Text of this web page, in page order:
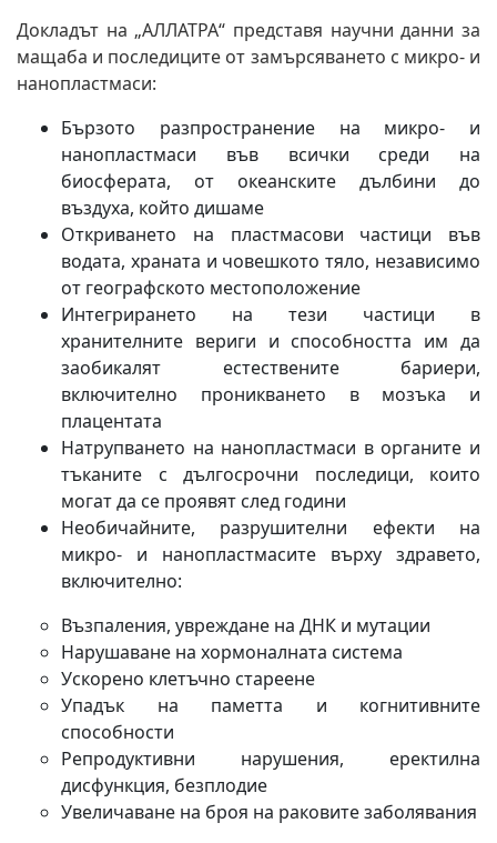
Докладът на „АЛЛАТРА“ представя научни данни за
мащаба и последиците от замърсяването с микро- и
нанопластмаси:
Бързото разпространение на микро- и
нанопластмаси във всички среди на
биосферата, от океанските дълбини до
въздуха, който дишаме
Откриването на пластмасови частици във
водата, храната и човешкото тяло, независимо
от географското местоположение
Интегрирането на тези частици в
хранителните вериги и способността им да
заобикалят естествените бариери,
включително проникването в мозъка и
плацентата
Натрупването на нанопластмаси в органите и
тъканите с дългосрочни последици, които
могат да се проявят след години
Необичайните, разрушителни ефекти на
микро- и нанопластмасите върху здравето,
включително:
Възпаления, увреждане на ДНК и мутации
Нарушаване на хормоналната система
Ускорено клетъчно стареене
Упадък на паметта и когнитивните
способности
Репродуктивни нарушения, еректилна
дисфункция, безплодие
Увеличаване на броя на раковите заболявания